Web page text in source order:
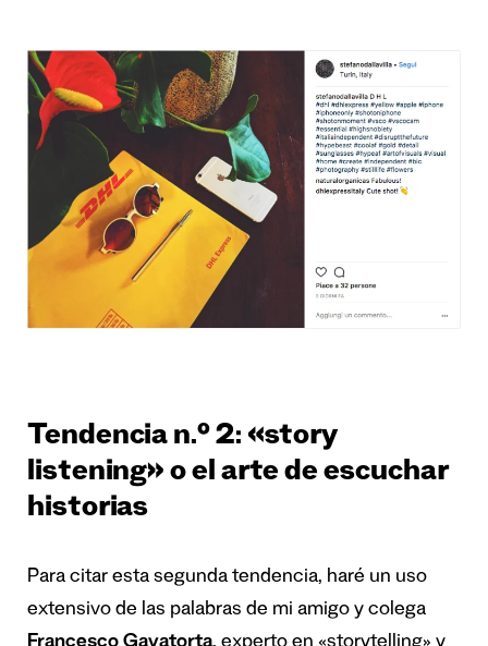
Tendencia n.º 2: «story
listening» o el arte de escuchar
historias
Para citar esta segunda tendencia, haré un uso
extensivo de las palabras de mi amigo y colega